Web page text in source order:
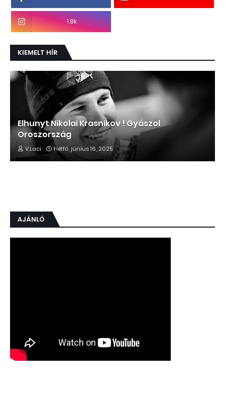
1.8k
KIEMELT HÍR
Elhunyt Nikolai Krasnikov ! Gyászol
Oroszország
V.Laci hétfő, június 16, 2025
AJÁNLÓ